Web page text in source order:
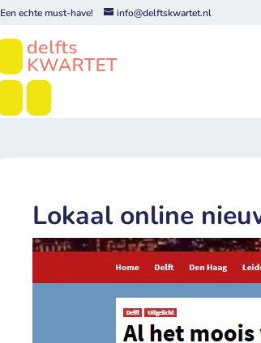
Een echte must-have! info@delftskwartet.nl
Lokaal online